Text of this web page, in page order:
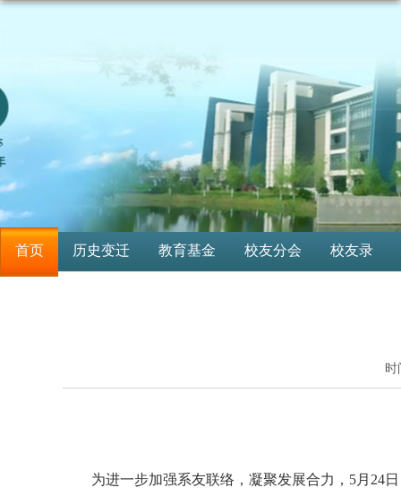
首页 历史变迁 教育基金 校友分会 校友录
时
为进一步加强系友联络，凝聚发展合力，5月24